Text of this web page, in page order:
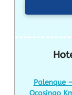
Palenque –
Ocosingo